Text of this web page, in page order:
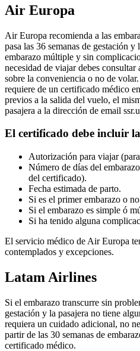
Air Europa
Air Europa recomienda a las
pasa las 36 semanas de gestación y
embarazo múltiple y sin
necesidad de viajar debes
sobre la conveniencia o no de
requiere de un certificado médico
previos a la salida del vuelo, el
pasajera a la dirección de email
El certificado debe incluir
Autorización para viajar
Número de días del
del certificado).
Fecha estimada de parto.
Si es el primer embarazo o
Si el embarazo es simple ó
Si ha tenido alguna
El servicio médico de Air Europa
contemplados y excepciones.
Latam Airlines
Si el embarazo transcurre sin
gestación y la pasajera no tiene
requiera un cuidado adicional, no
partir de las 30 semanas de
certificado médico.